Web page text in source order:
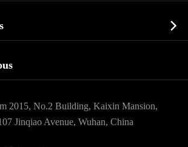
et intermédiaires

2015, No.2 Building, Kaixin Mansion,
Jinqiao Avenue, Wuhan, China